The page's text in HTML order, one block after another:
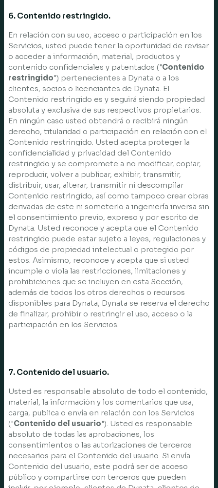
6. Contenido restringido.
En relación con su uso, acceso o participación en los
Servicios, usted puede tener la oportunidad de revisar
o acceder a información, material, productos y
contenido confidenciales y patentados ("Contenido
restringido") pertenecientes a Dynata o a los
clientes, socios o licenciantes de Dynata. El
Contenido restringido es y seguirá siendo propiedad
absoluta y exclusiva de sus respectivos propietarios.
En ningún caso usted obtendrá o recibirá ningún
derecho, titularidad o participación en relación con el
Contenido restringido. Usted acepta proteger la
confidencialidad y privacidad del Contenido
restringido y se compromete a no modificar, copiar,
reproducir, volver a publicar, exhibir, transmitir,
distribuir, usar, alterar, transmitir ni descompilar
Contenido restringido, así como tampoco crear obras
derivadas de este ni someterlo a ingeniería inversa sin
el consentimiento previo, expreso y por escrito de
Dynata. Usted reconoce y acepta que el Contenido
restringido puede estar sujeto a leyes, regulaciones y
códigos de propiedad intelectual o protegido por
estos. Asimismo, reconoce y acepta que si usted
incumple o viola las restricciones, limitaciones y
prohibiciones que se incluyen en esta Sección,
además de todos los otros derechos o recursos
disponibles para Dynata, Dynata se reserva el derecho
de finalizar, prohibir o restringir el uso, acceso o la
participación en los Servicios.
7. Contenido del usuario.
Usted es responsable absoluto de todo el contenido,
material, la información y los comentarios que usa,
carga, publica o envía en relación con los Servicios
("Contenido del usuario"). Usted es responsable
absoluto de todas las aprobaciones, los
consentimientos o las autorizaciones de terceros
necesarios para el Contenido del usuario. Si envía
Contenido del usuario, este podrá ser de acceso
público y compartirse con terceros que pueden